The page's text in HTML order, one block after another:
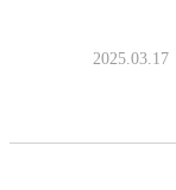
2025.03.17